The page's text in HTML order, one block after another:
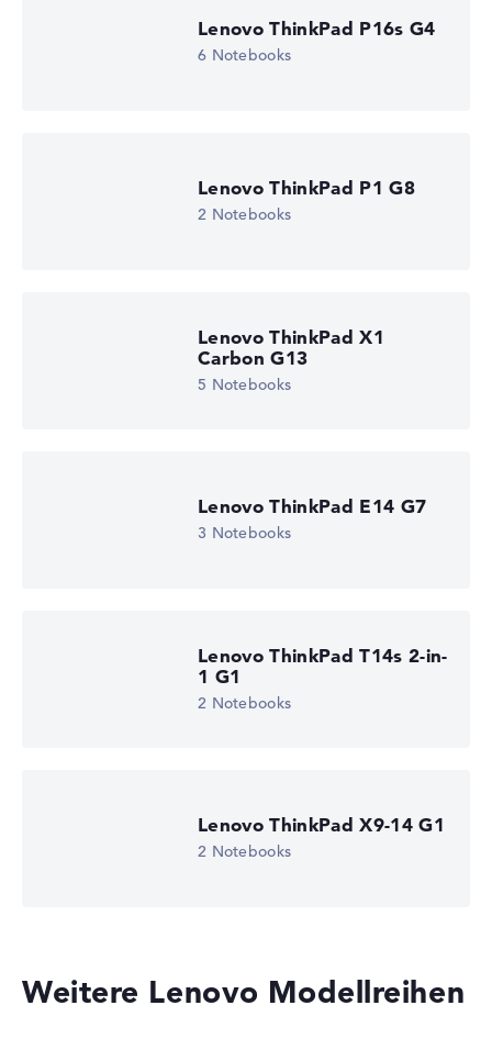
Lenovo ThinkPad P16s G4
6 Notebooks
Lenovo ThinkPad P1 G8
2 Notebooks
Lenovo ThinkPad X1
Carbon G13
5 Notebooks
Lenovo ThinkPad E14 G7
3 Notebooks
Lenovo ThinkPad T14s 2-in-
1 G1
2 Notebooks
Lenovo ThinkPad X9-14 G1
2 Notebooks
Weitere Lenovo Modellreihen